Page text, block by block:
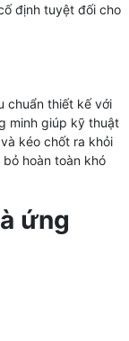
định tuyệt đối cho
chuẩn thiết kế với
minh giúp kỹ thuật
kéo chốt ra khỏi
hoàn toàn khó
ứng